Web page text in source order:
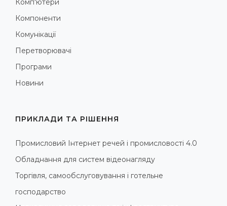
Комп'ютери
Компоненти
Комунікації
Перетворювачі
Програми
Новини
ПРИКЛАДИ ТА РІШЕННЯ
Промисловий Інтернет речей і промисловості 4.0
Обладнання для систем відеонагляду
Торгівля, самообслуговування і готельне
господарство